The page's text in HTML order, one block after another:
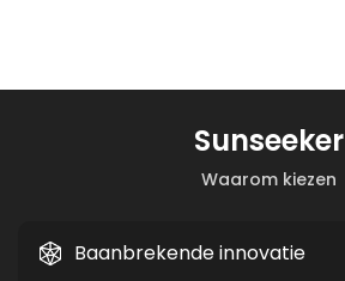
Waarom kiezen
Sunseeker
Baanbrekende innovatie